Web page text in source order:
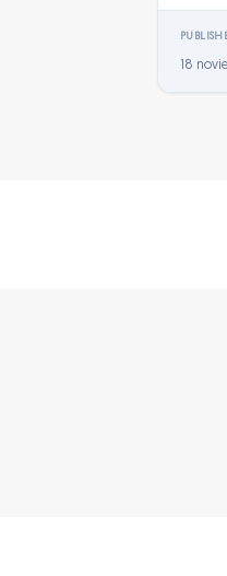
18